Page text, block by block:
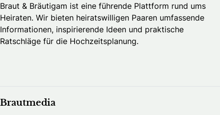
Braut & Bräutigam ist eine führende Plattform rund ums
Heiraten. Wir bieten heiratswilligen Paaren umfassende
Informationen, inspirierende Ideen und praktische
Ratschläge für die Hochzeitsplanung.
Brautmedia